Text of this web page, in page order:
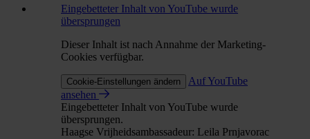
Eingebetteter Inhalt von YouTube wurde
übersprungen
Dieser Inhalt ist nach Annahme der Marketing-
Cookies verfügbar.
Cookie-Einstellungen ändern
Auf YouTube
ansehen
Eingebetteter Inhalt von YouTube wurde
übersprungen.
Haagse Vrijheidsambassadeur: Leila Prnjavorac